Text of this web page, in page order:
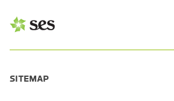
SITEMAP